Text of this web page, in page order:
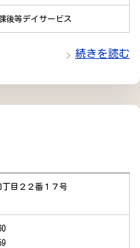
後等デイサービス
続きを読む
目２２番１７号